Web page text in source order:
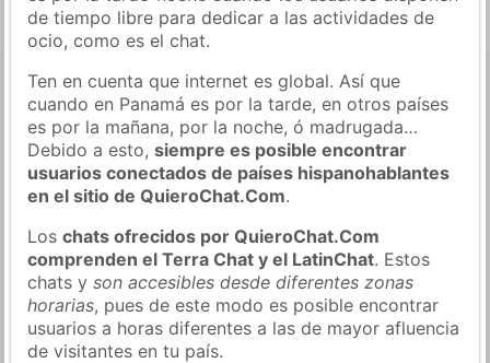
de tiempo libre para dedicar a las actividades de
ocio, como es el chat.
Ten en cuenta que internet es global. Así que
cuando en Panamá es por la tarde, en otros países
es por la mañana, por la noche, ó madrugada…
Debido a esto,siempre es posible encontrar
usuarios conectados de países hispanohablantes
en el sitio de QuieroChat.Com.
Loschats ofrecidos por QuieroChat.Com
comprenden el Terra Chat y el LatinChat. Estos
chats yson accesibles desde diferentes zonas
horarias, pues de este modo es posible encontrar
usuarios a horas diferentes a las de mayor afluencia
de visitantes en tu país.